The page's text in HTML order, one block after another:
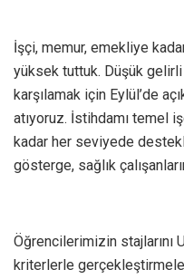
İşçi, memur, emekliye
yüksek tuttuk. Düşük
karşılamak için Eylül’de
atıyoruz. İstihdamı temel
kadar her seviyede
gösterge, sağlık
Öğrencilerimizin stajlarını
kriterlerle